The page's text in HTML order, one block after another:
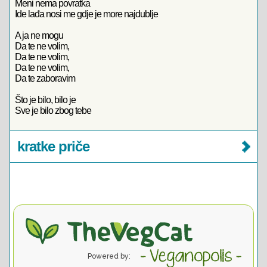
Meni nema povratka
Ide lađa nosi me gdje je more najdublje
A ja ne mogu
Da te ne volim,
Da te ne volim,
Da te ne volim,
Da te zaboravim
Što je bilo, bilo je
Sve je bilo zbog tebe
kratke priče